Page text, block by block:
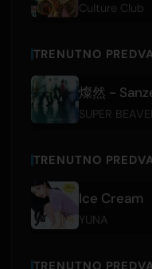
Culture Club
TRENUTNO
燦然 -
SUPER
TRENUTNO
Ice Cream
YUNA
TRENUTNO